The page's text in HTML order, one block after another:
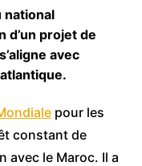
national
d’un projet de
avec
pour les
constant de
avec le Maroc. Il a